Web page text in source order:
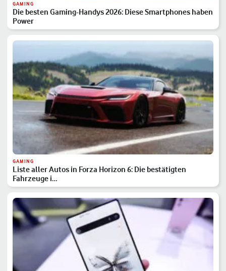
GAMING
Die besten Gaming-Handys 2026: Diese Smartphones haben
Power
GAMING
Liste aller Autos in Forza Horizon 6: Die bestätigten
Fahrzeuge i…